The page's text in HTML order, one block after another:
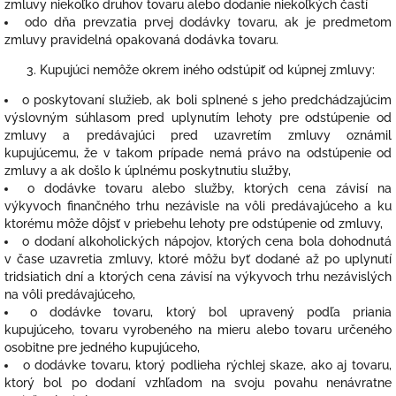
zmluvy niekoľko druhov tovaru alebo dodanie niekoľkých častí
odo dňa prevzatia prvej dodávky tovaru, ak je predmetom
zmluvy pravidelná opakovaná dodávka tovaru.
Kupujúci nemôže okrem iného odstúpiť od kúpnej zmluvy:
o poskytovaní služieb, ak boli splnené s jeho predchádzajúcim
výslovným súhlasom pred uplynutím lehoty pre odstúpenie od
zmluvy a predávajúci pred uzavretím zmluvy oznámil
kupujúcemu, že v takom prípade nemá právo na odstúpenie od
zmluvy a ak došlo k úplnému poskytnutiu služby,
o dodávke tovaru alebo služby, ktorých cena závisí na
výkyvoch finančného trhu nezávisle na vôli predávajúceho a ku
ktorému môže dôjsť v priebehu lehoty pre odstúpenie od zmluvy,
o dodaní alkoholických nápojov, ktorých cena bola dohodnutá
v čase uzavretia zmluvy, ktoré môžu byť dodané až po uplynutí
tridsiatich dní a ktorých cena závisí na výkyvoch trhu nezávislých
na vôli predávajúceho,
o dodávke tovaru, ktorý bol upravený podľa priania
kupujúceho, tovaru vyrobeného na mieru alebo tovaru určeného
osobitne pre jedného kupujúceho,
o dodávke tovaru, ktorý podlieha rýchlej skaze, ako aj tovaru,
ktorý bol po dodaní vzhľadom na svoju povahu nenávratne